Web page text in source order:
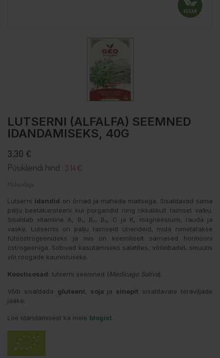
LUTSERNI (ALFALFA) SEEMNED
IDANDAMISEKS, 40G
3,30 €
Püsikliendi hind : 3.14 €
Maksudega
Lutserni idandid on õrnad ja maheda maitsega. Sisaldavad sama
palju beetakaroteeni kui porgandid ning rikkalikult taimset valku.
Sisaldab vitamiine A, B₁, B₂, B₉, C ja K, magneesiumi, rauda ja
vaske. Lutsernis on palju taimseid ühendeid, mida nimetatakse
fütoöstrogeenideks ja mis on keemiliselt sarnased hormooni
östrogeeniga. Sobivad kasutamiseks salatites, võileibadel, smuutis
või roogade kaunistuseks.
Koostisosad: lutserni seemned (Medicago Sativa).
Võib sisaldada gluteeni, soja ja sinepit sisaldavate teraviljade
jääke.
Loe idandamisest ka meie blogist.